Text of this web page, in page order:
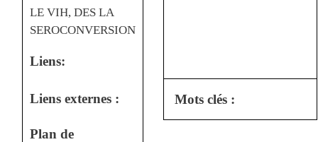
LE VIH, DES LA
SEROCONVERSION
Liens:
Liens externes :
Plan de
Mots clés :